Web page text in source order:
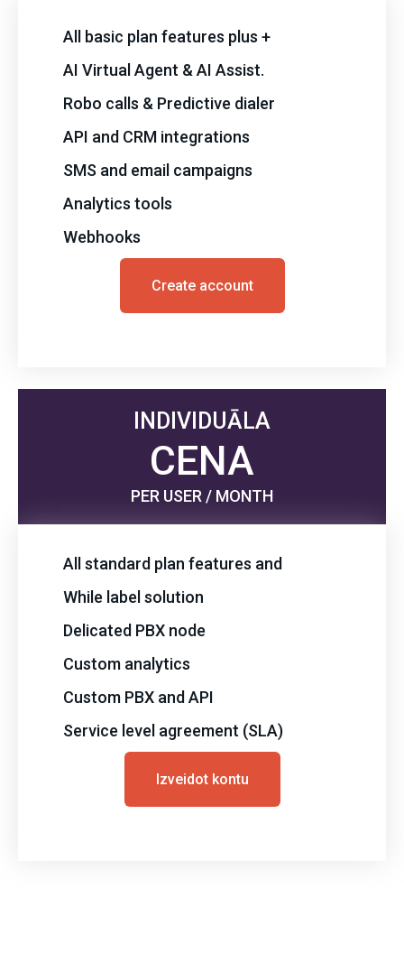
All basic plan features plus +
AI Virtual Agent & AI Assist.
Robo calls & Predictive dialer
API and CRM integrations
SMS and email campaigns
Analytics tools
Webhooks
Create account
INDIVIDUĀLA
CENA
PER USER / MONTH
All standard plan features and
While label solution
Delicated PBX node
Custom analytics
Custom PBX and API
Service level agreement (SLA)
Izveidot kontu